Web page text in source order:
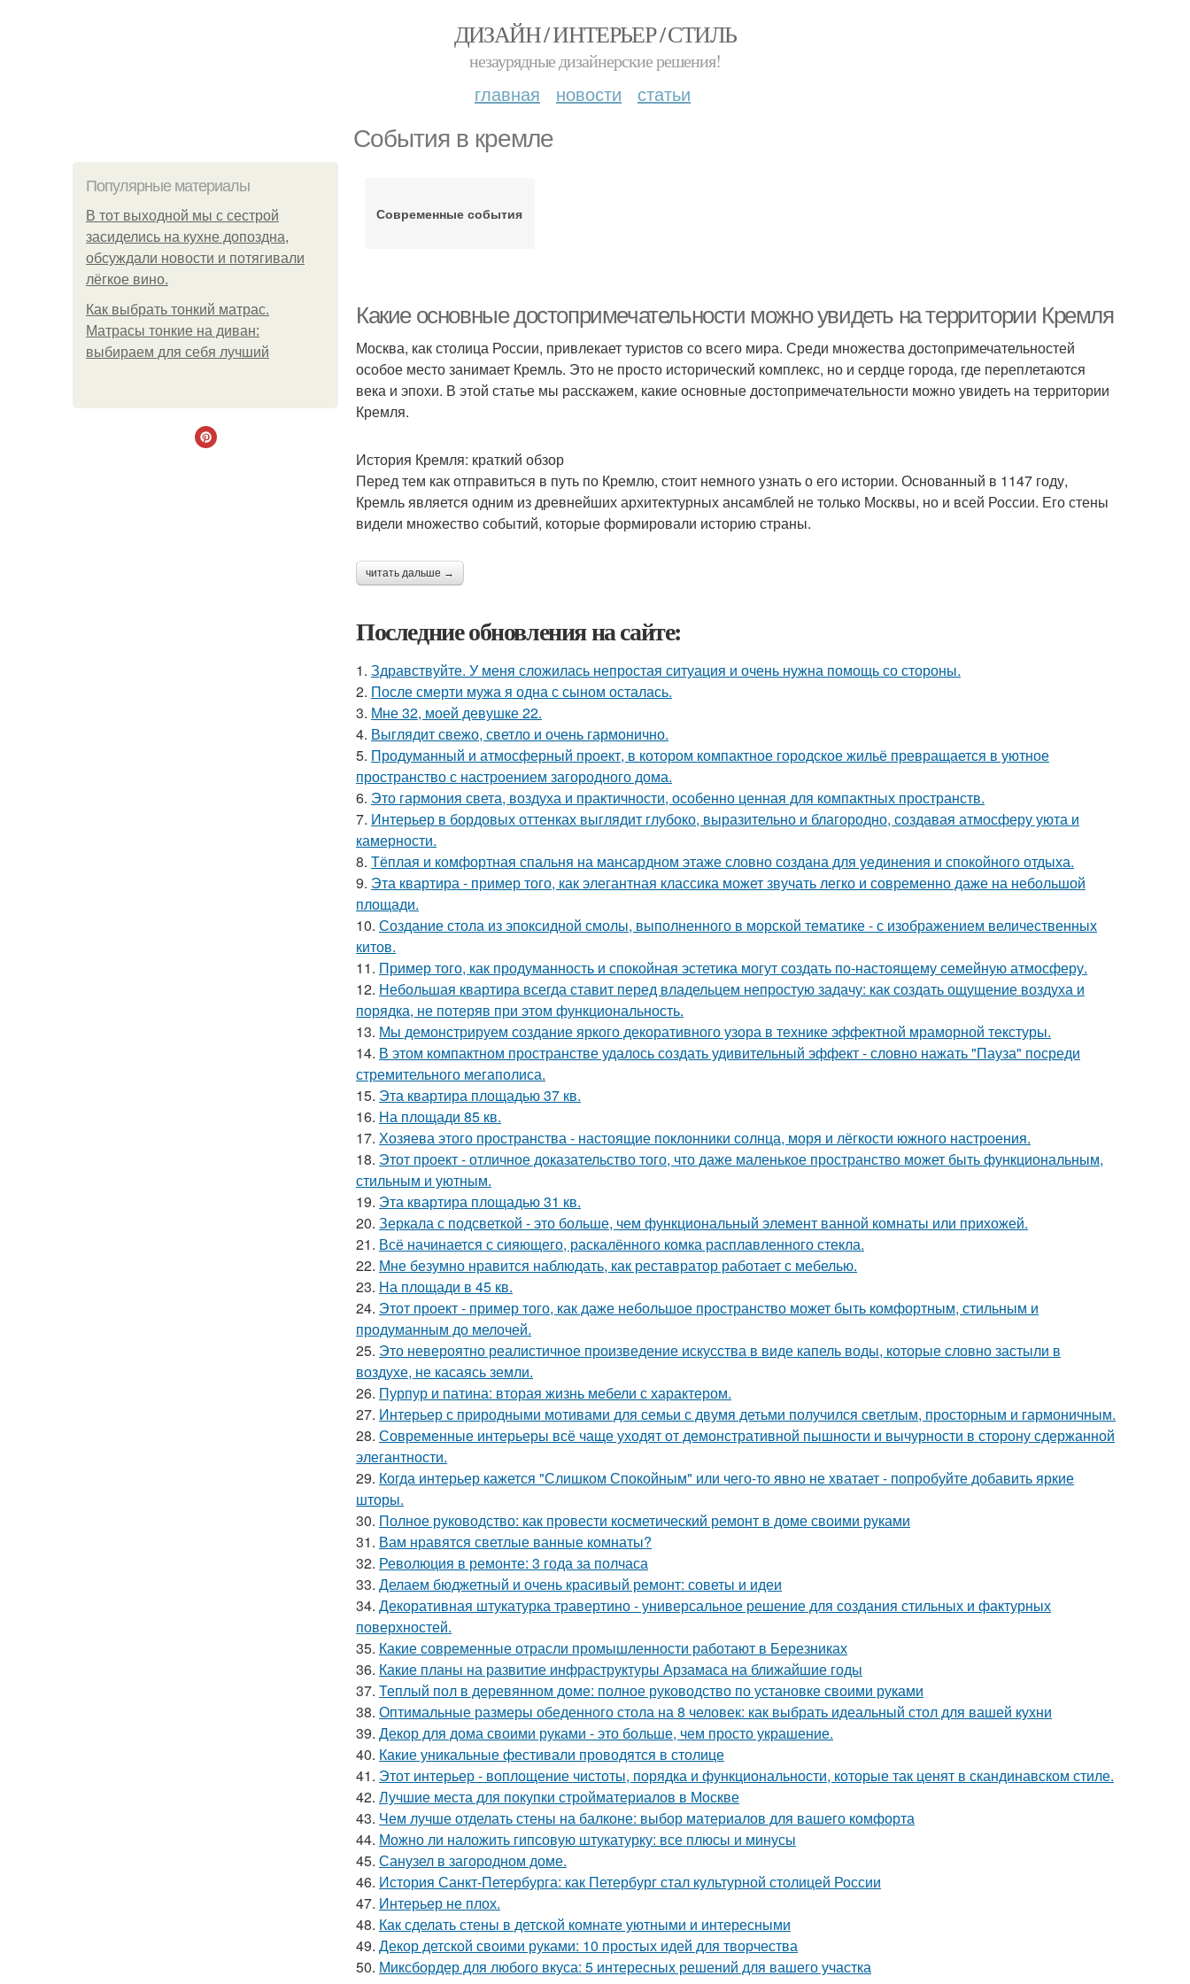
ДИЗАЙН / ИНТЕРЬЕР / СТИЛЬ
незаурядные дизайнерские решения!
главная новости статьи
События в кремле
Популярные материалы
В тот выходной мы с сестрой
засиделись на кухне допоздна,
обсуждали новости и потягивали
лёгкое вино.
Как выбрать тонкий матрас.
Матрасы тонкие на диван:
выбираем для себя лучший
Современные события
Какие основные достопримечательности можно увидеть на территории Кремля
Москва, как столица России, привлекает туристов со всего мира. Среди множества достопримечательностей
особое место занимает Кремль. Это не просто исторический комплекс, но и сердце города, где переплетаются
века и эпохи. В этой статье мы расскажем, какие основные достопримечательности можно увидеть на территории
Кремля.
История Кремля: краткий обзор
Перед тем как отправиться в путь по Кремлю, стоит немного узнать о его истории. Основанный в 1147 году,
Кремль является одним из древнейших архитектурных ансамблей не только Москвы, но и всей России. Его стены
видели множество событий, которые формировали историю страны.
читать дальше →
Последние обновления на сайте:
1. Здравствуйте. У меня сложилась непростая ситуация и очень нужна помощь со стороны.
2. После смерти мужа я одна с сыном осталась.
3. Мне 32, моей девушке 22.
4. Выглядит свежо, светло и очень гармонично.
5. Продуманный и атмосферный проект, в котором компактное городское жильё превращается в уютное
пространство с настроением загородного дома.
6. Это гармония света, воздуха и практичности, особенно ценная для компактных пространств.
7. Интерьер в бордовых оттенках выглядит глубоко, выразительно и благородно, создавая атмосферу уюта и
камерности.
8. Тёплая и комфортная спальня на мансардном этаже словно создана для уединения и спокойного отдыха.
9. Эта квартира - пример того, как элегантная классика может звучать легко и современно даже на небольшой
площади.
10. Создание стола из эпоксидной смолы, выполненного в морской тематике - с изображением величественных
китов.
11. Пример того, как продуманность и спокойная эстетика могут создать по-настоящему семейную атмосферу.
12. Небольшая квартира всегда ставит перед владельцем непростую задачу: как создать ощущение воздуха и
порядка, не потеряв при этом функциональность.
13. Мы демонстрируем создание яркого декоративного узора в технике эффектной мраморной текстуры.
14. В этом компактном пространстве удалось создать удивительный эффект - словно нажать "Пауза" посреди
стремительного мегаполиса.
15. Эта квартира площадью 37 кв.
16. На площади 85 кв.
17. Хозяева этого пространства - настоящие поклонники солнца, моря и лёгкости южного настроения.
18. Этот проект - отличное доказательство того, что даже маленькое пространство может быть функциональным,
стильным и уютным.
19. Эта квартира площадью 31 кв.
20. Зеркала с подсветкой - это больше, чем функциональный элемент ванной комнаты или прихожей.
21. Всё начинается с сияющего, раскалённого комка расплавленного стекла.
22. Мне безумно нравится наблюдать, как реставратор работает с мебелью.
23. На площади в 45 кв.
24. Этот проект - пример того, как даже небольшое пространство может быть комфортным, стильным и
продуманным до мелочей.
25. Это невероятно реалистичное произведение искусства в виде капель воды, которые словно застыли в
воздухе, не касаясь земли.
26. Пурпур и патина: вторая жизнь мебели с характером.
27. Интерьер с природными мотивами для семьи с двумя детьми получился светлым, просторным и гармоничным.
28. Современные интерьеры всё чаще уходят от демонстративной пышности и вычурности в сторону сдержанной
элегантности.
29. Когда интерьер кажется "Слишком Спокойным" или чего-то явно не хватает - попробуйте добавить яркие
шторы.
30. Полное руководство: как провести косметический ремонт в доме своими руками
31. Вам нравятся светлые ванные комнаты?
32. Революция в ремонте: 3 года за полчаса
33. Делаем бюджетный и очень красивый ремонт: советы и идеи
34. Декоративная штукатурка травертино - универсальное решение для создания стильных и фактурных
поверхностей.
35. Какие современные отрасли промышленности работают в Березниках
36. Какие планы на развитие инфраструктуры Арзамаса на ближайшие годы
37. Теплый пол в деревянном доме: полное руководство по установке своими руками
38. Оптимальные размеры обеденного стола на 8 человек: как выбрать идеальный стол для вашей кухни
39. Декор для дома своими руками - это больше, чем просто украшение.
40. Какие уникальные фестивали проводятся в столице
41. Этот интерьер - воплощение чистоты, порядка и функциональности, которые так ценят в скандинавском стиле.
42. Лучшие места для покупки стройматериалов в Москве
43. Чем лучше отделать стены на балконе: выбор материалов для вашего комфорта
44. Можно ли наложить гипсовую штукатурку: все плюсы и минусы
45. Санузел в загородном доме.
46. История Санкт-Петербурга: как Петербург стал культурной столицей России
47. Интерьер не плох.
48. Как сделать стены в детской комнате уютными и интересными
49. Декор детской своими руками: 10 простых идей для творчества
50. Миксбордер для любого вкуса: 5 интересных решений для вашего участка